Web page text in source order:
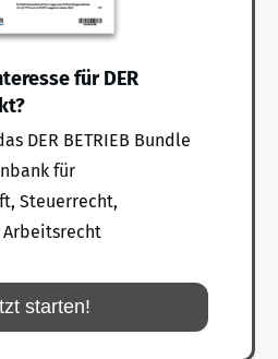
für DER
DER BETRIEB Bundle
für
Steuerrecht,
starten!